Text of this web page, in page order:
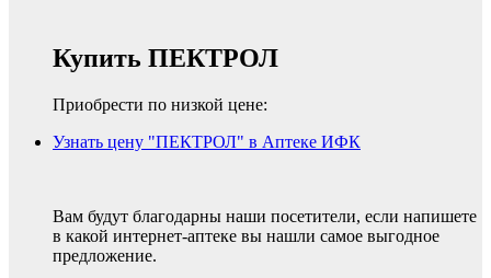
Купить ПЕКТРОЛ
Приобрести по низкой цене:
Узнать цену "ПЕКТРОЛ" в Аптеке ИФК
Вам будут благодарны наши посетители, если напишете
в какой интернет-аптеке вы нашли самое выгодное
предложение.